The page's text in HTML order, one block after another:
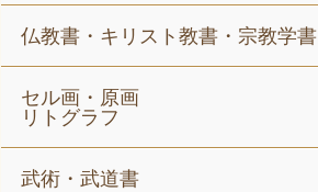
仏教書・キリスト教書・宗教学書
セル画・原画
リトグラフ
武術・武道書